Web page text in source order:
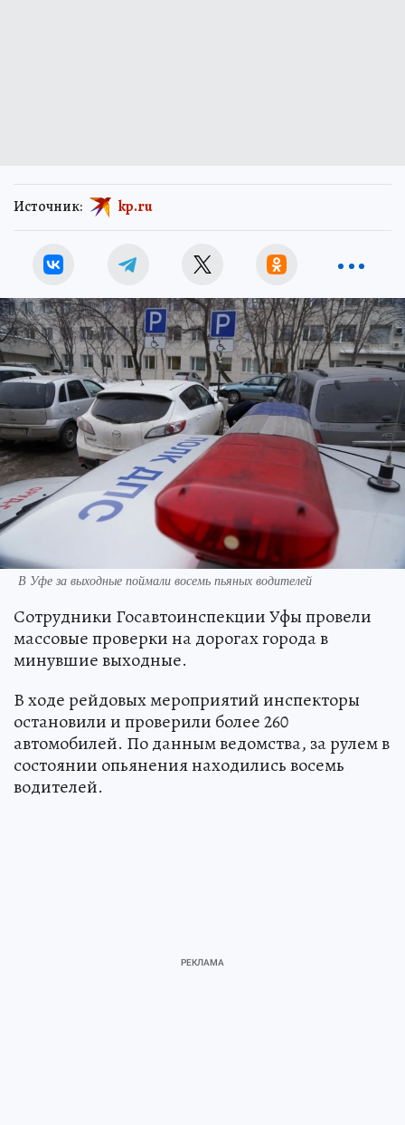
Источник: kp.ru
В Уфе за выходные поймали восемь пьяных водителей
Сотрудники Госавтоинспекции Уфы провели
массовые проверки на дорогах города в
минувшие выходные.
В ходе рейдовых мероприятий инспекторы
остановили и проверили более 260
автомобилей. По данным ведомства, за рулем в
состоянии опьянения находились восемь
водителей.